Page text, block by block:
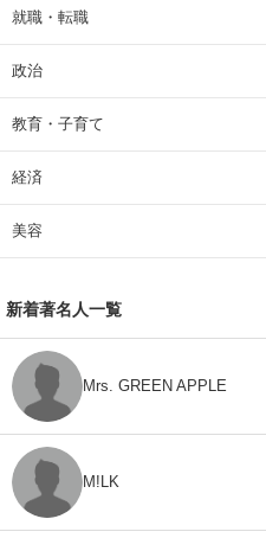
就職・転職
政治
教育・子育て
経済
美容
新着著名人一覧
Mrs. GREEN APPLE
M!LK